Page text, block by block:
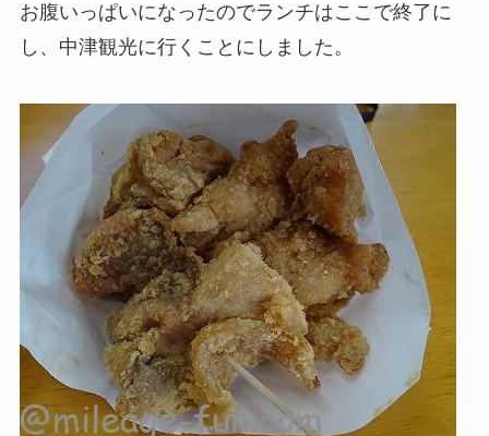
お腹いっぱいになったのでランチはここで終了に
し、中津観光に行くことにしました。